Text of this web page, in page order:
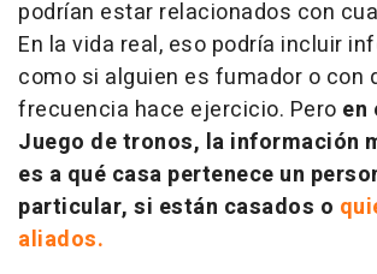
podrían estar relacionados con
En la vida real, eso podría incluir
como si alguien es fumador o con
frecuencia hace ejercicio. Pero en
Juego de tronos, la información
es a qué casa pertenece un
particular, si están casados o
aliados.